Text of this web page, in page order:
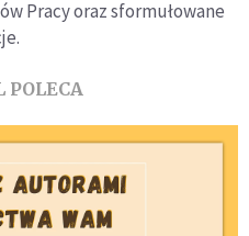
Pracy oraz sformułowane
POLECA